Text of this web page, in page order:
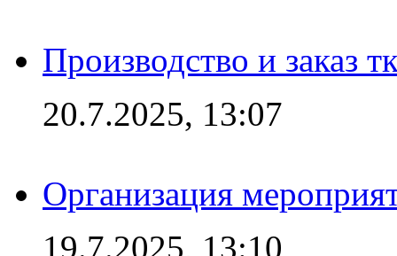
Производство и заказ
20.7.2025, 13:07
Организация
19.7.2025, 13:10